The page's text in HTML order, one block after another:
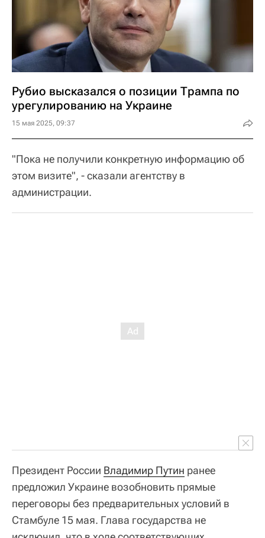
Рубио высказался о позиции Трампа по
урегулированию на Украине
15 мая 2025, 09:37
"Пока не получили конкретную информацию об
этом визите", - сказали агентству в
администрации.
Президент России Владимир Путин ранее
предложил Украине возобновить прямые
переговоры без предварительных условий в
Стамбуле 15 мая. Глава государства не